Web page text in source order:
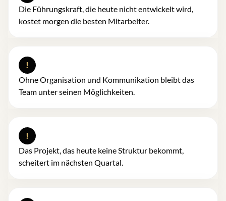
Die Führungskraft, die heute nicht entwickelt wird,
kostet morgen die besten Mitarbeiter.
!
Ohne Organisation und Kommunikation bleibt das
Team unter seinen Möglichkeiten.
!
Das Projekt, das heute keine Struktur bekommt,
scheitert im nächsten Quartal.